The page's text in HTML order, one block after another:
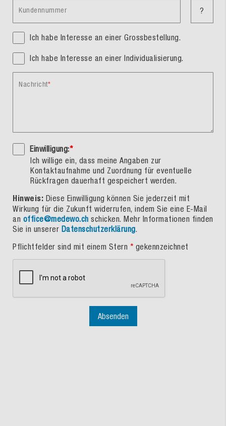
Kundennummer ?
Ich habe Interesse an einer Grossbestellung.
Ich habe Interesse an einer Individualisierung.
Nachricht
Einwilligung:*
Ich willige ein, dass meine Angaben zur
Kontaktaufnahme und Zuordnung für eventuelle
Rückfragen dauerhaft gespeichert werden.
Hinweis: Diese Einwilligung können Sie jederzeit mit
Wirkung für die Zukunft widerrufen, indem Sie eine E-Mail
an office@medewo.ch schicken. Mehr Informationen finden
Sie in unserer Datenschutzerklärung.
Pflichtfelder sind mit einem Stern * gekennzeichnet
Absenden